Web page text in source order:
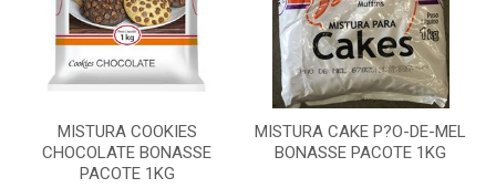
MISTURA COOKIES
CHOCOLATE BONASSE
PACOTE 1KG
MISTURA CAKE P?O-DE-MEL
BONASSE PACOTE 1KG